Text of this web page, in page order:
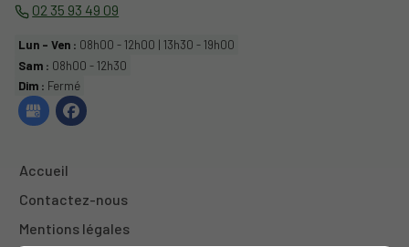
02 35 93 49 09
Lun - Ven : 08h00 - 12h00 | 13h30 - 19h00
Sam : 08h00 - 12h30
Dim : Fermé
Accueil
Contactez-nous
Mentions légales